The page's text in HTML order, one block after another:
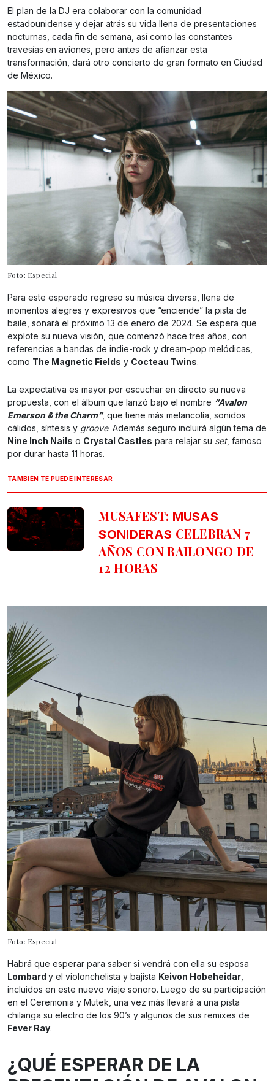
El plan de la DJ era colaborar con la comunidad
estadounidense y dejar atrás su vida llena de presentaciones
nocturnas, cada fin de semana, así como las constantes
travesías en aviones, pero antes de afianzar esta
transformación, dará otro concierto de gran formato en Ciudad
de México.
Foto: Especial
Para este esperado regreso su música diversa, llena de
momentos alegres y expresivos que “enciende” la pista de
baile, sonará el próximo 13 de enero de 2024. Se espera que
explote su nueva visión, que comenzó hace tres años, con
referencias a bandas de indie-rock y dream-pop melódicas,
como The Magnetic Fields y Cocteau Twins.
La expectativa es mayor por escuchar en directo su nueva
propuesta, con el álbum que lanzó bajo el nombre “Avalon
Emerson & the Charm”, que tiene más melancolía, sonidos
cálidos, síntesis y groove. Además seguro incluirá algún tema de
Nine Inch Nails o Crystal Castles para relajar su set, famoso
por durar hasta 11 horas.
TAMBIÉN TE PUEDE INTERESAR
MUSAFEST: MUSAS
SONIDERAS CELEBRAN 7
AÑOS CON BAILONGO DE
12 HORAS
Foto: Especial
Habrá que esperar para saber si vendrá con ella su esposa
Lombard y el violonchelista y bajista Keivon Hobeheidar
incluidos en este nuevo viaje sonoro. Luego de su participación
en el Ceremonia y Mutek, una vez más llevará a una pista
chilanga su electro de los 90’s y algunos de sus remixes de
Fever Ray.
¿QUÉ ESPERAR DE LA